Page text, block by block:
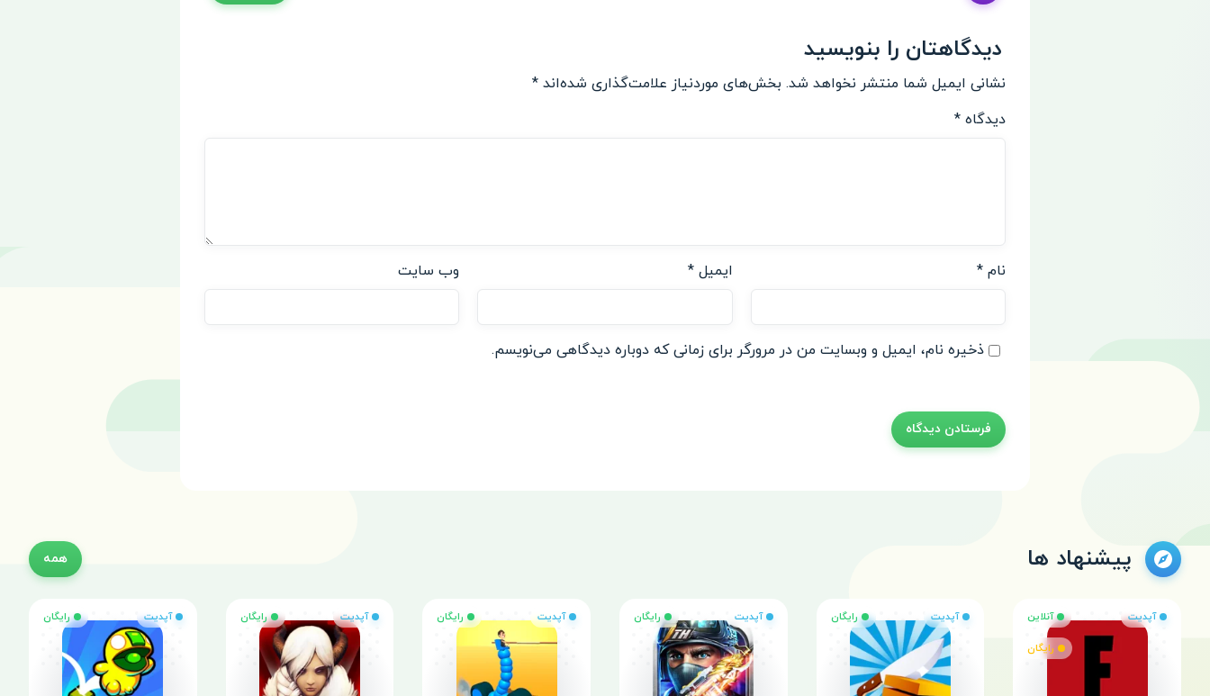
دیدگاهتان را بنویسید
نشانی ایمیل شما منتشر نخواهد شد. بخش‌های موردنیاز علامت‌گذاری شده‌اند *
دیدگاه *
نام * ایمیل* وب‌ سایت
ذخیره نام، ایمیل و وبسایت من در مرورگر برای زمانی که دوباره دیدگاهی می‌نویسم.
پیشنهاد ها همه
آپدیت آنلاین
رایگان
آپدیت رایگان آپدیت رایگان آپدیت رایگان آپدیت رایگان آپدیت رایگان